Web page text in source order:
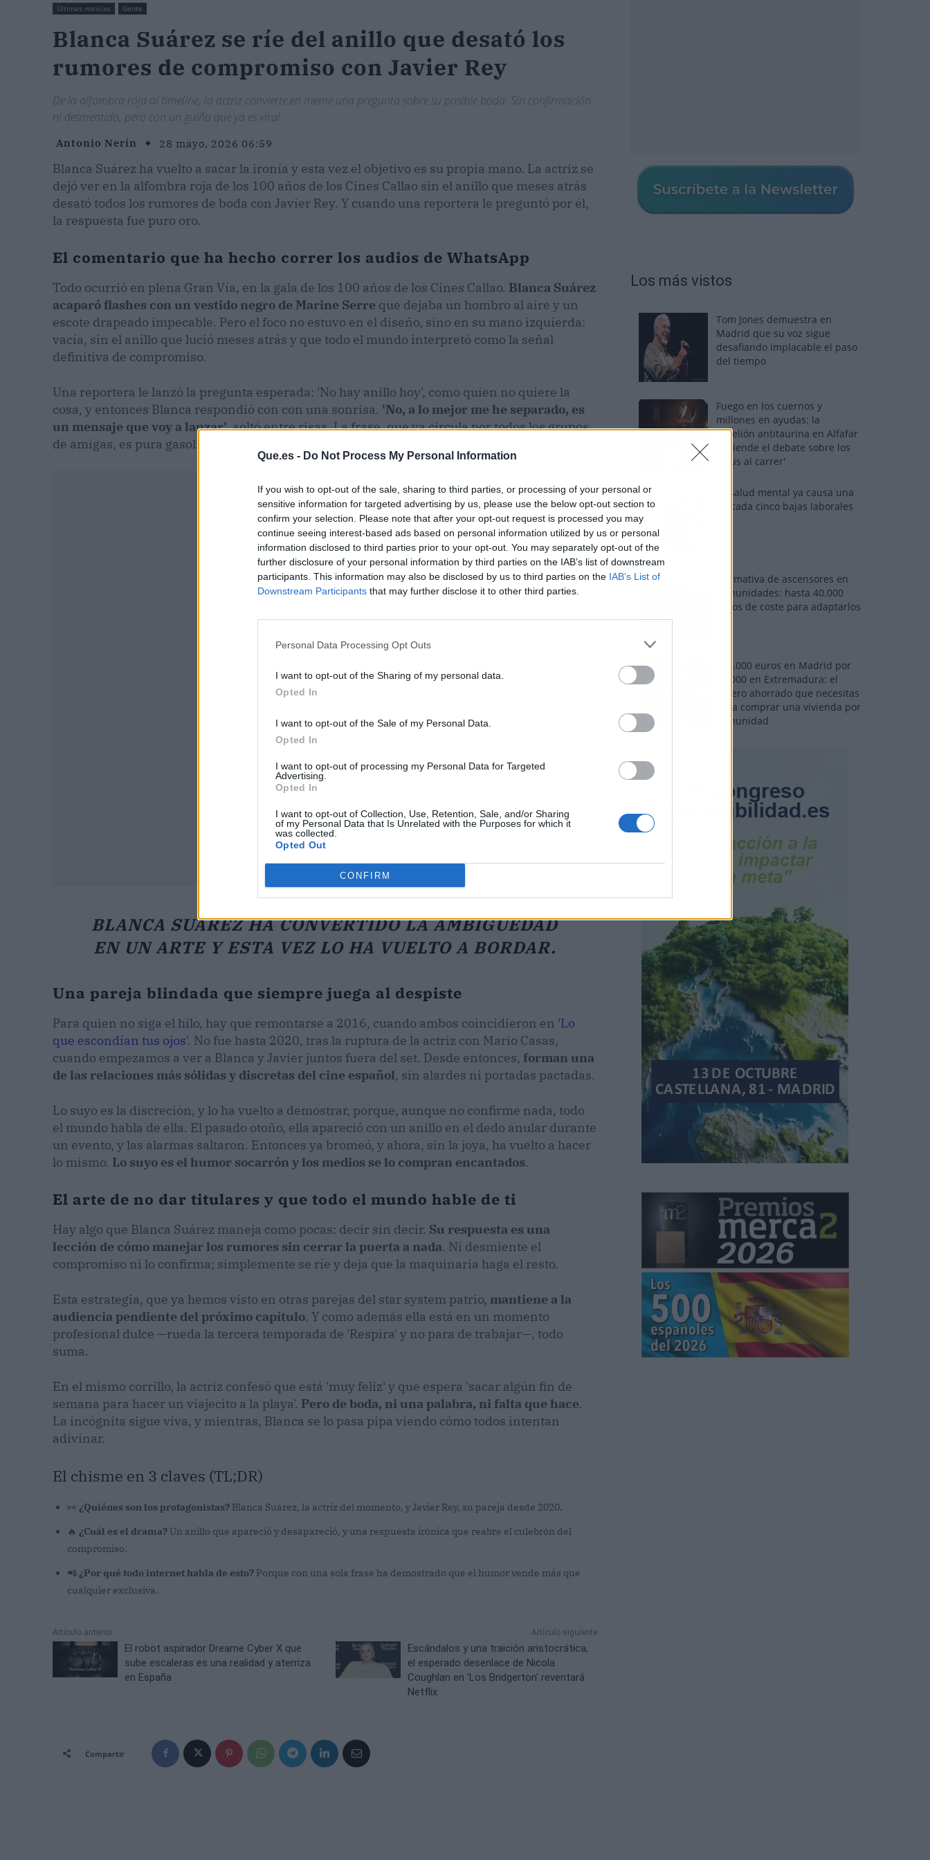
Que.es - Do Not Process My Personal Information
If you wish to opt-out of the sale, sharing to third parties, or processing of your personal or
sensitive information for targeted advertising by us, please use the below opt-out section to
confirm your selection. Please note that after your opt-out request is processed you may
continue seeing interest-based ads based on personal information utilized by us or personal
information disclosed to third parties prior to your opt-out. You may separately opt-out of the
further disclosure of your personal information by third parties on the IAB’s list of downstream
participants. This information may also be disclosed by us to third parties on the IAB’s List of
Downstream Participants that may further disclose it to other third parties.
Personal Data Processing Opt Outs
I want to opt-out of the Sharing of my personal data.
Opted In
I want to opt-out of the Sale of my Personal Data.
Opted In
I want to opt-out of processing my Personal Data for Targeted
Advertising.
Opted In
I want to opt-out of Collection, Use, Retention, Sale, and/or Sharing
of my Personal Data that Is Unrelated with the Purposes for which it
was collected.
Opted Out
CONFIRM
Últimas noticias Gente
Blanca Suárez se ríe del anillo que desató los
rumores de compromiso con Javier Rey
De la alfombra roja al timeline, la actriz convierte en meme una pregunta sobre su posible boda. Sin confirmación
ni desmentido, pero con un guiño que ya es viral.
Antonio Nerín 28 mayo, 2026 06:59
Blanca Suárez ha vuelto a sacar la ironía y esta vez el objetivo es su propia mano. La actriz se
dejó ver en la alfombra roja de los 100 años de los Cines Callao sin el anillo que meses atrás
desató todos los rumores de boda con Javier Rey. Y cuando una reportera le preguntó por él,
la respuesta fue puro oro.
El comentario que ha hecho correr los audios de WhatsApp
Todo ocurrió en plena Gran Vía, en la gala de los 100 años de los Cines Callao. Blanca Suárez
acaparó flashes con un vestido negro de Marine Serre que dejaba un hombro al aire y un
escote drapeado impecable. Pero el foco no estuvo en el diseño, sino en su mano izquierda:
vacía, sin el anillo que lució meses atrás y que todo el mundo interpretó como la señal
definitiva de compromiso.
Una reportera le lanzó la pregunta esperada: 'No hay anillo hoy', como quien no quiere la
cosa, y entonces Blanca respondió con con una sonrisa. 'No, a lo mejor me he separado, es
un mensaje que voy a lanzar', soltó entre risas. La frase, que ya circula por todos los grupos
de amigas, es pura gasolina para el culebrón.
Publicidad
BLANCA SUÁREZ HA CONVERTIDO LA AMBIGÜEDAD
EN UN ARTE Y ESTA VEZ LO HA VUELTO A BORDAR.
Una pareja blindada que siempre juega al despiste
Para quien no siga el hilo, hay que remontarse a 2016, cuando ambos coincidieron en 'Lo
que escondían tus ojos'. No fue hasta 2020, tras la ruptura de la actriz con Mario Casas,
cuando empezamos a ver a Blanca y Javier juntos fuera del set. Desde entonces, forman una
de las relaciones más sólidas y discretas del cine español, sin alardes ni portadas pactadas.
Lo suyo es la discreción, y lo ha vuelto a demostrar, porque, aunque no confirme nada, todo
el mundo habla de ella. El pasado otoño, ella apareció con un anillo en el dedo anular durante
un evento, y las alarmas saltaron. Entonces ya bromeó, y ahora, sin la joya, ha vuelto a hacer
lo mismo. Lo suyo es el humor socarrón y los medios se lo compran encantados.
El arte de no dar titulares y que todo el mundo hable de ti
Hay algo que Blanca Suárez maneja como pocas: decir sin decir. Su respuesta es una
lección de cómo manejar los rumores sin cerrar la puerta a nada. Ni desmiente el
compromiso ni lo confirma; simplemente se ríe y deja que la maquinaria haga el resto.
Esta estrategia, que ya hemos visto en otras parejas del star system patrio, mantiene a la
audiencia pendiente del próximo capítulo. Y como además ella está en un momento
profesional dulce —rueda la tercera temporada de 'Respira' y no para de trabajar—, todo
suma.
En el mismo corrillo, la actriz confesó que está 'muy feliz' y que espera 'sacar algún fin de
semana para hacer un viajecito a la playa'. Pero de boda, ni una palabra, ni falta que hace.
La incógnita sigue viva, y mientras, Blanca se lo pasa pipa viendo cómo todos intentan
adivinar.
El chisme en 3 claves (TL;DR)
👀 ¿Quiénes son los protagonistas? Blanca Suárez, la actriz del momento, y Javier Rey, su pareja desde 2020.
🔥 ¿Cuál es el drama? Un anillo que apareció y desapareció, y una respuesta irónica que reabre el culebrón del
compromiso.
📲 ¿Por qué todo internet habla de esto? Porque con una sola frase ha demostrado que el humor vende más que
cualquier exclusiva.
Artículo anterior
El robot aspirador Dreame Cyber X que
sube escaleras es una realidad y aterriza
en España
Artículo siguiente
Escándalos y una traición aristocrática,
el esperado desenlace de Nicola
Coughlan en 'Los Bridgerton' reventará
Netflix
Compartir
Los más vistos
Tom Jones demuestra en
Madrid que su voz sigue
desafiando implacable el paso
del tiempo
Fuego en los cuernos y
millones en ayudas: la
rebelión antitaurina en Alfafar
enciende el debate sobre los
'bous al carrer'
La salud mental ya causa una
de cada cinco bajas laborales
Normativa de ascensores en
comunidades: hasta 40.000
euros de coste para adaptarlos
110.000 euros en Madrid por
31.000 en Extremadura: el
dinero ahorrado que necesitas
para comprar una vivienda por
comunidad